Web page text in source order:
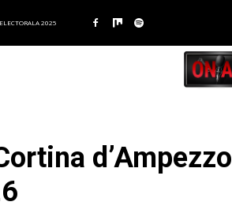
2025
d’Ampezzo